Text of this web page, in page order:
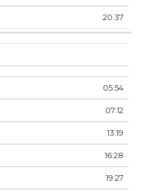
20:37
05:54
07:12
13:19
16:28
19:27